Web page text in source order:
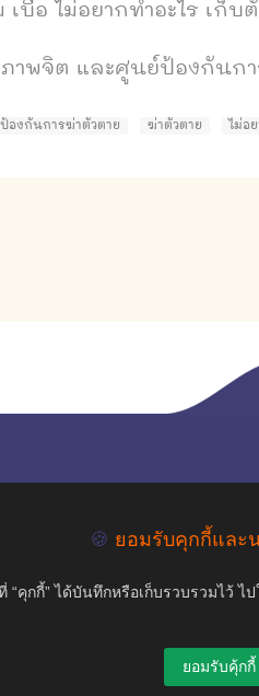
เบื่อ ไม่อยากทำอะไร เ
าพจิต และศูนย์ป้องกันกา
ป้องกันการฆ่าตัวตาย ฆ่าตัวตาย ไม่อ
🍪 ยอมรับคุกกี้และ
กกี้” ได้บันทึกหรือเก็บรวบรวมไว้
ยอมรับคุ้กกี้